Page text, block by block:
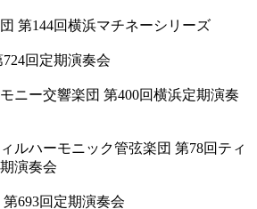
第144回横浜マチネーシリーズ
回定期演奏会
ニー交響楽団 第400回横浜定期演奏
ルハーモニック管弦楽団 第78回ティ
演奏会
693回定期演奏会